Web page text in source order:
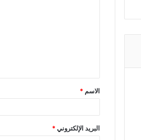
ق
*
الاسم *
البريد الإلكتروني*